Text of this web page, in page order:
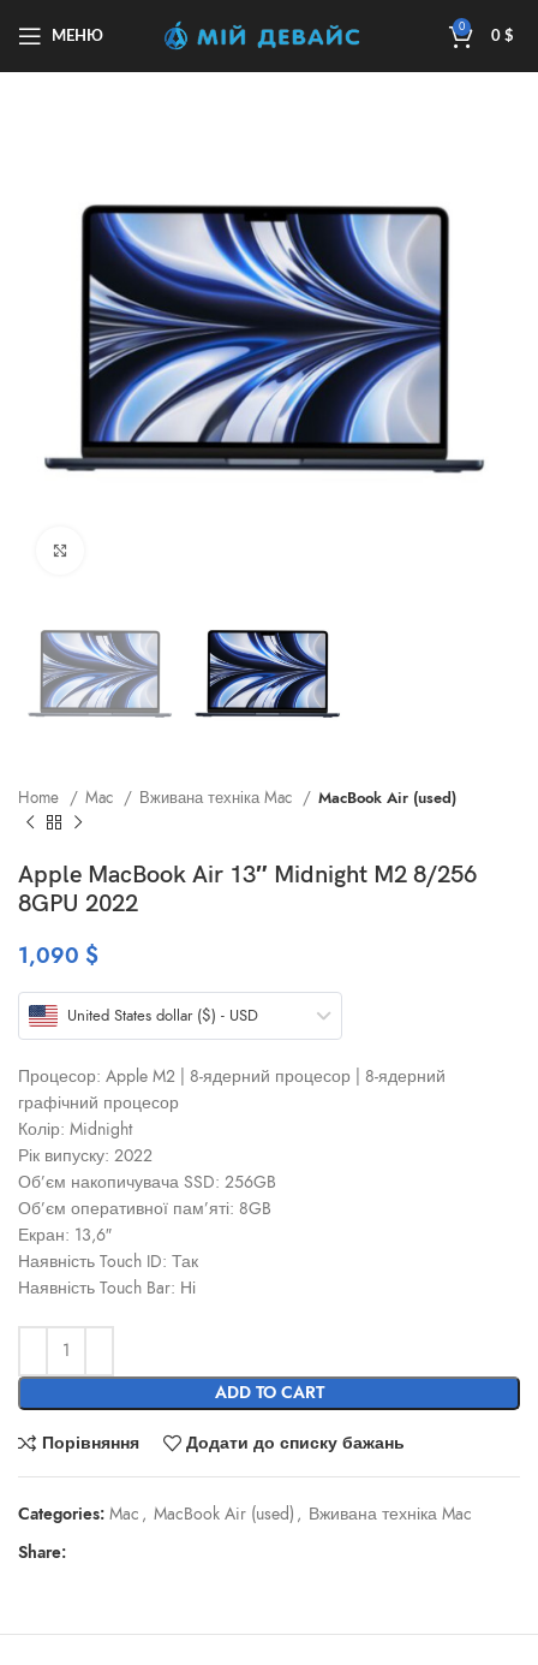
МЕНЮ
0
0 $
Home Mac Вживана техніка Mac MacBook Air (used)
Apple MacBook Air 13″ Midnight M2 8/256
8GPU 2022
1,090 $
United States dollar ($) - USD
Процесор: Apple M2 | 8‑ядерний процесор | 8‑ядерний
графічний процесор
Колір: Midnight
Рік випуску: 2022
Об’єм накопичувача SSD: 256GB
Об’єм оперативної пам’яті: 8GB
Екран: 13,6″
Наявність Touch ID: Так
Наявність Touch Bar: Ні
ADD TO CART
Порівняння Додати до списку бажань
Categories: Mac , MacBook Air (used) , Вживана техніка Mac
Share: